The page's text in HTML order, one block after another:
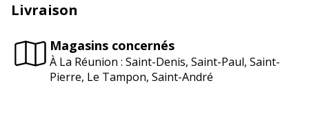
Livraison
Magasins concernés
À La Réunion : Saint-Denis, Saint-Paul, Saint-
Pierre, Le Tampon, Saint-André